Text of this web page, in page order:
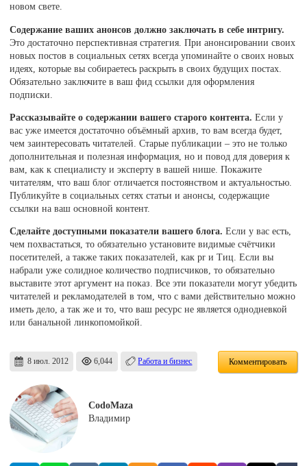
новом свете.
Содержание ваших анонсов должно заключать в себе интригу.
Это достаточно перспективная стратегия. При анонсировании своих
новых постов в социальных сетях всегда упоминайте о своих новых
идеях, которые вы собираетесь раскрыть в своих будущих постах.
Обязательно заключите в ваш фид ссылки для оформления
подписки.
Рассказывайте о содержании вашего старого контента. Если у
вас уже имеется достаточно объёмный архив, то вам всегда будет,
чем заинтересовать читателей. Старые публикации – это не только
дополнительная и полезная информация, но и повод для доверия к
вам, как к специалисту и эксперту в вашей нише. Покажите
читателям, что ваш блог отличается постоянством и актуальностью.
Публикуйте в социальных сетях статьи и анонсы, содержащие
ссылки на ваш основной контент.
Сделайте доступными показатели вашего блога. Если у вас есть,
чем похвастаться, то обязательно установите видимые счётчики
посетителей, а также таких показателей, как pr и Тиц. Если вы
набрали уже солидное количество подписчиков, то обязательно
выставите этот аргумент на показ. Все эти показатели могут убедить
читателей и рекламодателей в том, что с вами действительно можно
иметь дело, а так же и то, что ваш ресурс не является однодневкой
или банальной линкопомойкой.
8 июл. 2012 6,044 Работа и бизнес Комментировать
CodoMaza
Владимир